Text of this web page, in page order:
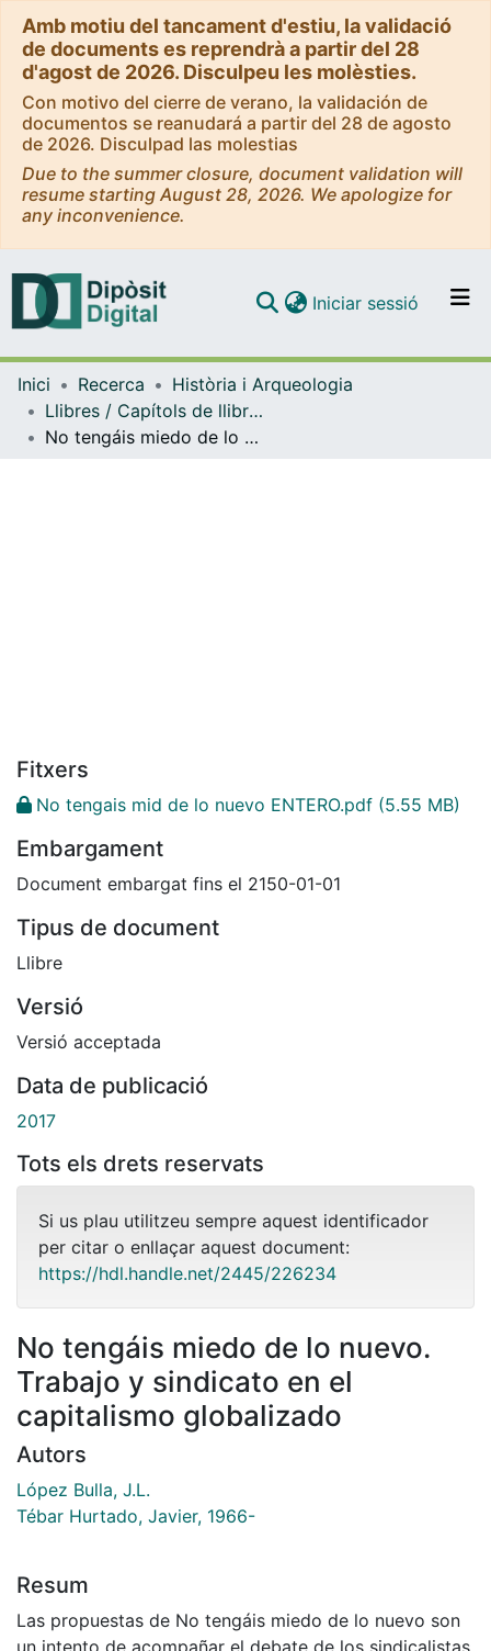
Amb motiu del tancament d'estiu, la validació
de documents es reprendrà a partir del 28
d'agost de 2026. Disculpeu les molèsties.
Con motivo del cierre de verano, la validación de
documentos se reanudará a partir del 28 de agosto
de 2026. Disculpad las molestias
Due to the summer closure, document validation will
resume starting August 28, 2026. We apologize for
any inconvenience.
Navega per tot el DD
Iniciar sessió (current)
Inici Recerca
Història i Arqueologia
Llibres / Capítols de llibre (Història i Arqueologia)
No tengáis miedo de lo nuevo. Trabajo y sindicato en el capitalismo globalizado
Fitxers
No tengais mid de lo nuevo ENTERO.pdf (5.55 MB)
Embargament
Document embargat fins el 2150-01-01
Tipus de document
Llibre
Versió
Versió acceptada
Data de publicació
2017
Tots els drets reservats
Si us plau utilitzeu sempre aquest identificador
per citar o enllaçar aquest document:
https://hdl.handle.net/2445/226234
No tengáis miedo de lo nuevo.
Trabajo y sindicato en el
capitalismo globalizado
Autors
López Bulla, J.L.
Tébar Hurtado, Javier, 1966-
Resum
Las propuestas de No tengáis miedo de lo nuevo son
un intento de acompañar el debate de los sindicalistas